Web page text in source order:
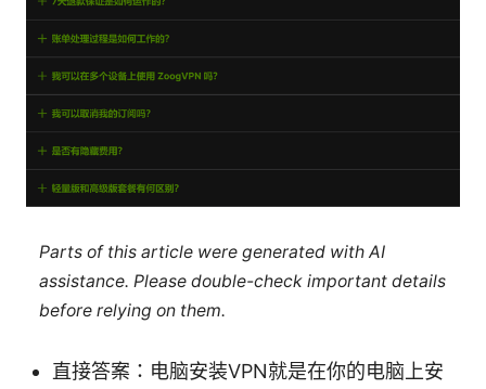
Parts of this article were generated with AI
assistance. Please double-check important details
before relying on them.
直接答案：电脑安装VPN就是在你的电脑上安